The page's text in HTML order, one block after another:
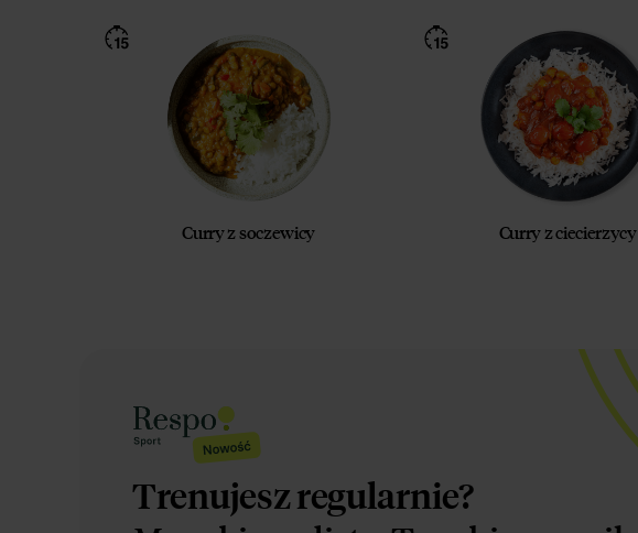
Curry z soczewicy Curry z ciecierzycy
Trenujesz regularnie?